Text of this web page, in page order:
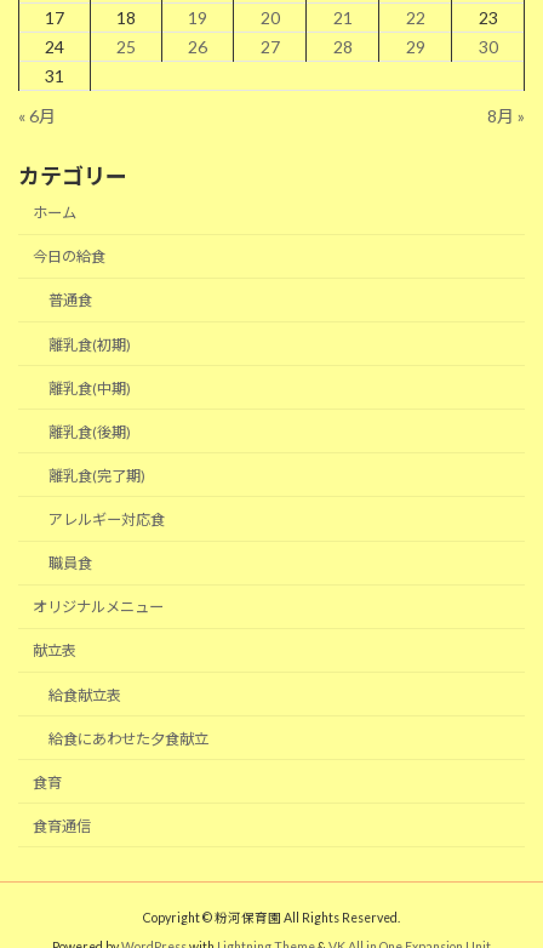
17
18 19 20 21 22
23
24
25 26 27 28 29
30
31
« 6月
8月 »
カテゴリー
ホーム
今日の給食
普通食
離乳食(初期)
離乳食(中期)
離乳食(後期)
離乳食(完了期)
アレルギー対応食
職員食
オリジナルメニュー
献立表
給食献立表
給食にあわせた夕食献立
食育
食育通信
Copyright © 粉河保育園 All Rights Reserved.